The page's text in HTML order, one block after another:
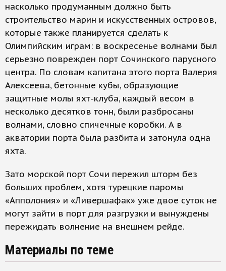
насколько продуманным должно быть
строительство марин и искусственных островов,
которые также планируется сделать к
Олимпийским играм: в воскресенье волнами был
серьезно поврежден порт Сочинского парусного
центра. По словам капитана этого порта Валерия
Алексеева, бетонные кубы, образующие
защитные молы яхт-клуба, каждый весом в
несколько десятков тонн, были разбросаны
волнами, словно спичечные коробки. А в
акватории порта была разбита и затонула одна
яхта.
Зато морской порт Сочи пережил шторм без
больших проблем, хотя турецкие паромы
«Апполония» и «Ливершафак» уже двое суток не
могут зайти в порт для разгрузки и вынуждены
пережидать волнение на внешнем рейде.
Материалы по теме